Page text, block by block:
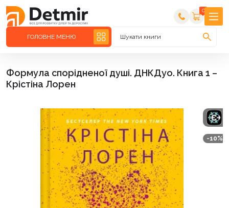
0
ГОЛОВНЕ МЕНЮ Шукати книги
Формула спорідненої душі. ДНКДуо. Книга 1 –
Крістіна Лорен
-10%